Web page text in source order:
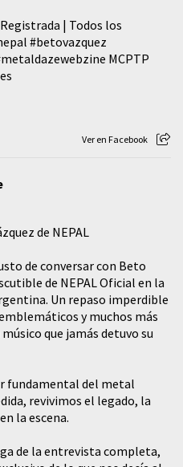
| Todos los
#betovazquez
MCPTP
Ver en Facebook
de NEPAL
de conversar con Beto
de NEPAL Oficial en la
Un repaso imperdible
y muchos más
que jamás detuvo su
fundamental del metal
revivimos el legado, la
la escena.
de la entrevista completa,